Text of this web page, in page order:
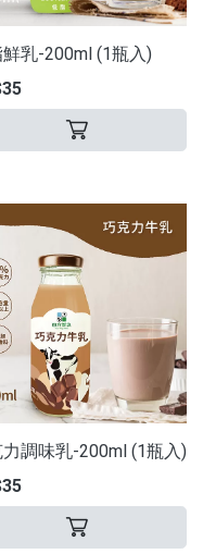
乳-200ml (1瓶入)
調味乳-200ml (1瓶入)